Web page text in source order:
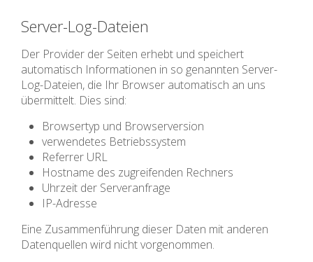
Server-Log-Dateien
Der Provider der Seiten erhebt und speichert
automatisch Informationen in so genannten Server-
Log-Dateien, die Ihr Browser automatisch an uns
übermittelt. Dies sind:
Browsertyp und Browserversion
verwendetes Betriebssystem
Referrer URL
Hostname des zugreifenden Rechners
Uhrzeit der Serveranfrage
IP-Adresse
Eine Zusammenführung dieser Daten mit anderen
Datenquellen wird nicht vorgenommen.